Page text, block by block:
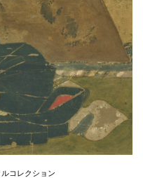
コレクション